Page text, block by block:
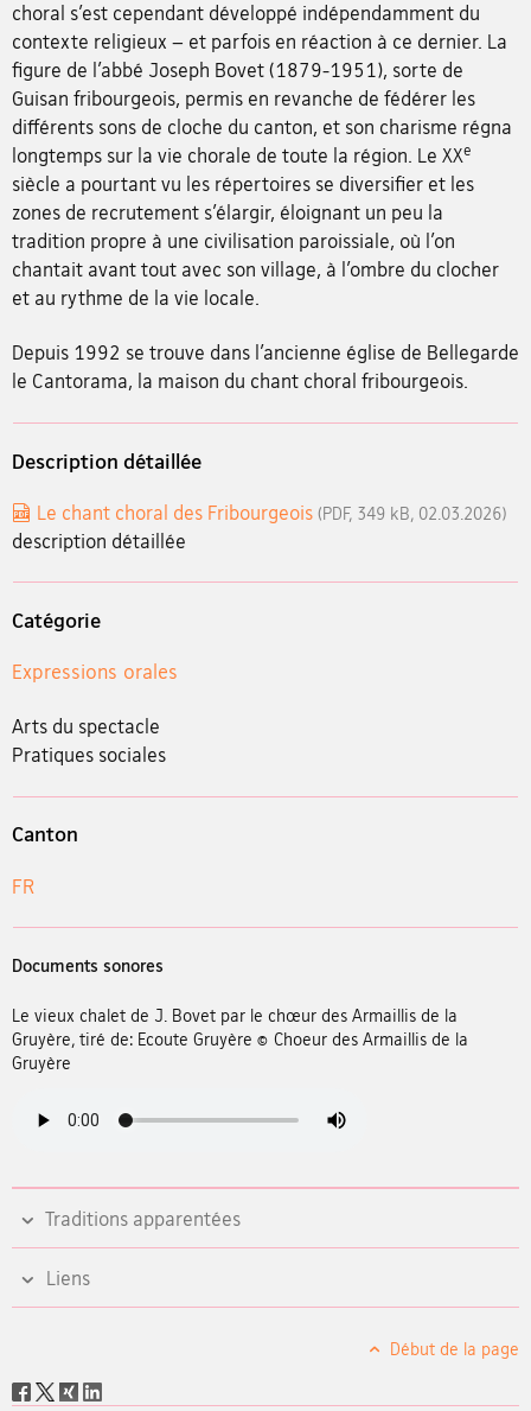
choral s’est cependant développé indépendamment du
contexte religieux – et parfois en réaction à ce dernier. La
figure de l’abbé Joseph Bovet (1879-1951), sorte de
Guisan fribourgeois, permis en revanche de fédérer les
différents sons de cloche du canton, et son charisme régna
longtemps sur la vie chorale de toute la région. Le XXe
siècle a pourtant vu les répertoires se diversifier et les
zones de recrutement s’élargir, éloignant un peu la
tradition propre à une civilisation paroissiale, où l’on
chantait avant tout avec son village, à l’ombre du clocher
et au rythme de la vie locale.
Depuis 1992 se trouve dans l’ancienne église de Bellegarde
le Cantorama, la maison du chant choral fribourgeois.
Description détaillée
Le chant choral des Fribourgeois (PDF, 349 kB, 02.03.2026)
description détaillée
Catégorie
Expressions orales
Arts du spectacle
Pratiques sociales
Canton
FR
Documents sonores
Le vieux chalet de J. Bovet par le chœur des Armaillis de la
Gruyère, tiré de: Ecoute Gruyère © Choeur des Armaillis de la
Gruyère
Traditions apparentées
Liens
Début de la page
Social